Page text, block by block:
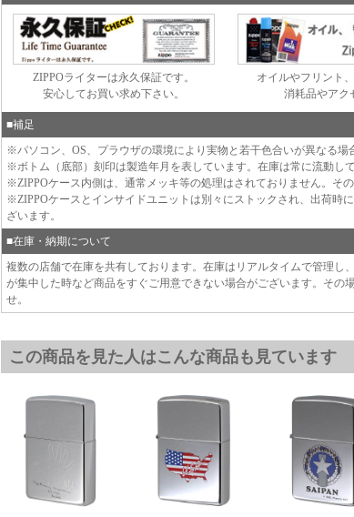
ZIPPOライターは永久保証です。
安心してお買い求め下さい。
オイルやフリント
消耗品やアク
■補足
※パソコン、OS、プラウザの環境により実物と若干色合いが異なる場
※ボトム（底部）刻印は製造年月を表しています。在庫は常に流動し
※ZIPPOケース内側は、通常メッキ等の処理はされておりません。そ
※ZIPPOケースとインサイドユニットは別々にストックされ、出荷時
ざいます。
■在庫・納期について
複数の店舗で在庫を共有しております。在庫はリアルタイムで管理
が集中した時など商品をすぐご用意できない場合がございます。その
せ。
この商品を見た人はこんな商品も見ています